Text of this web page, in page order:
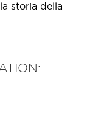
storia della